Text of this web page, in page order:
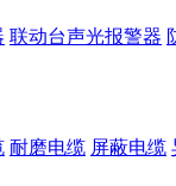
联动台声光报警器
耐磨电缆 屏蔽电缆